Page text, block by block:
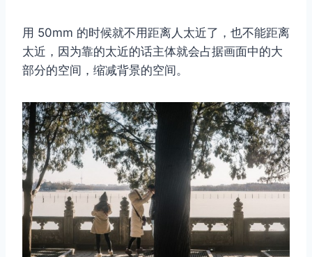
用 50mm 的时候就不用距离人太近了，也不能距离
太近，因为靠的太近的话主体就会占据画面中的大
部分的空间，缩减背景的空间。